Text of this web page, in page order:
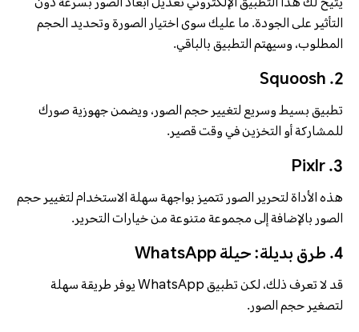
التأثير على الجودة. ما عليك سوى اختيار الصورة وتحديد الحجم
المطلوب، وسيهتم التطبيق بالباقي.
2. Squoosh
تطبيق بسيط وسريع لتغيير حجم الصور، ويضمن جهوزية صورك
للمشاركة أو التخزين في وقت قصير.
3. Pixlr
هذه الأداة لتحرير الصور تتميز بواجهة سهلة الاستخدام لتغيير حجم
الصور بالإضافة إلى مجموعة متنوعة من خيارات التحرير.
4. طرق بديلة: حيلة WhatsApp
قد لا تعرف ذلك، لكن تطبيق WhatsApp يوفر طريقة سهلة
لتصغير حجم الصور.